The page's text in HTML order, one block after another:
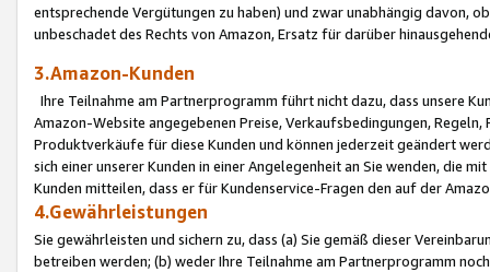
entsprechende Vergütungen zu haben) und zwar unabhängig davon,
unbeschadet des Rechts von Amazon, Ersatz für darüber
3.Amazon-Kunden
Ihre Teilnahme am Partnerprogramm führt nicht dazu, dass unsere
Amazon-Website angegebenen Preise, Verkaufsbedingungen,
Produktverkäufe für diese Kunden und können jederzeit geändert
sich einer unserer Kunden in einer Angelegenheit an Sie wenden, die
Kunden mitteilen, dass er für Kundenservice-Fragen den auf der
4.Gewährleistungen
Sie gewährleisten und sichern zu, dass (a) Sie gemäß dieser
betreiben werden; (b) weder Ihre Teilnahme am Partnerprogramm